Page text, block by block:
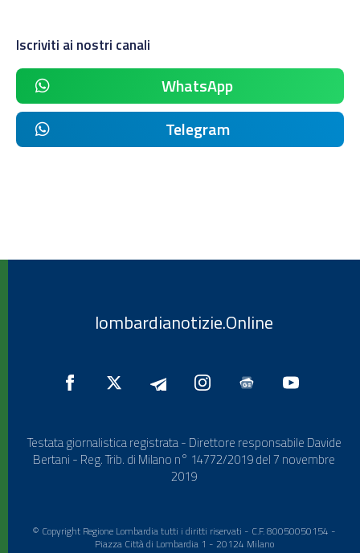
Iscriviti ai nostri canali
WhatsApp
Telegram
lombardianotizie.Online
Testata giornalistica registrata - Direttore responsabile Davide
Bertani - Reg. Trib. di Milano n° 14772/2019 del 7 novembre
2019
© Copyright Regione Lombardia tutti i diritti riservati - C.F. 80050050154 -
Piazza Città di Lombardia 1 - 20124 Milano